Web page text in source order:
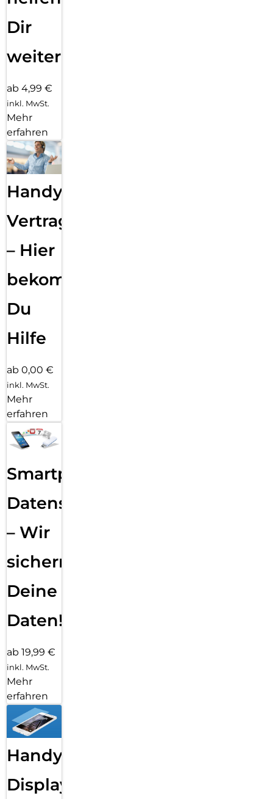
Dir
weiter
ab 4,99 €
inkl. MwSt.
Mehr
erfahren
Handy
Vertragsabwicklung
– Hier
bekommst
Du
Hilfe
ab 0,00 €
inkl. MwSt.
Mehr
erfahren
Smartphone
Datensicherung
– Wir
sichern
Deine
Daten!
ab 19,99 €
inkl. MwSt.
Mehr
erfahren
Handy
Displayfolie